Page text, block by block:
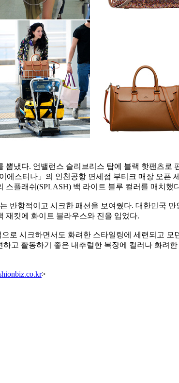
냈다. 언밸런스 슬리브리스 탑에 블랙 핫팬츠로
스티나」의 인천공항 면세점 부티크 매장 오픈
플래쉬(SPLASH) 백 라이트 블루 컬러를 매치했
반항적이고 시크한 패션을 보여줬다. 대한민국
재킷에 화이트 블라우스와 진을 입었다.
로 시크하면서도 화려한 스타일링에 세련되고
고 활동하기 좋은 내추럴한 복장에 컬러나 화려
>